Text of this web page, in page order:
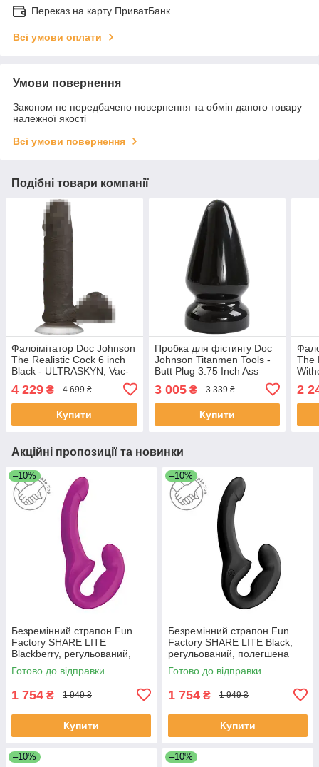
Переказ на карту ПриватБанк
Всі умови оплати
Умови повернення
Законом не передбачено повернення та обмін даного товару
належної якості
Всі умови повернення
Подібні товари компанії
Фалоімітатор Doc Johnson
The Realistic Cock 6 inch
Black - ULTRASKYN, Vac-
SO2790
4 229 ₴ 4 699 ₴
Купити
Пробка для фістингу Doc
Johnson Titanmen Tools -
Butt Plug 3.75 Inch Ass
SO2811
3 005₴ 3 339 ₴
Купити
The
см
2
Акційні пропозиції та новинки
–10%
Безремінний страпон Fun
Factory SHARE LITE
Blackberry, регульований,
полегшена модель
Готово до відправки
1 754 ₴ 1 949 ₴
Купити
–10%
Безремінний страпон Fun
Factory SHARE LITE Black,
регульований, полегшена
модель
Готово до відправки
1 754 ₴ 1 949 ₴
Купити
–10% –10%